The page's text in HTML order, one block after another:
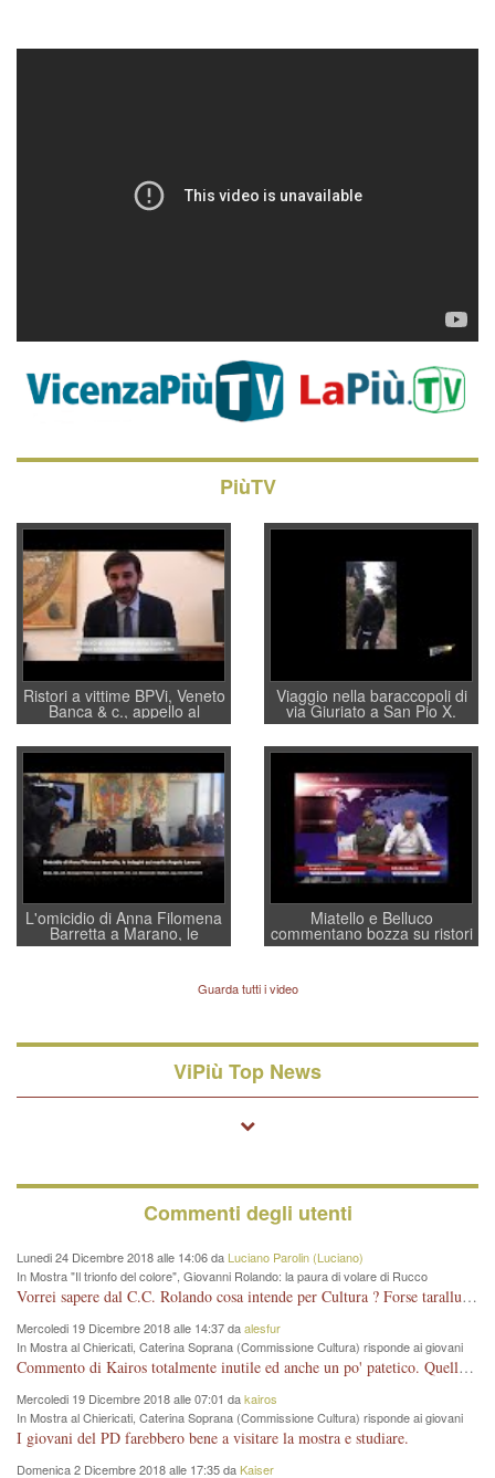
PiùTV
Ristori a vittime BPVi, Veneto
Banca & c., appello al
sottosegretario Alessio
Villarosa: per mettere ordine
convochi con Di Maio CNCU
a supporto della cabina di
regia al Mef
Viaggio nella baraccopoli di
via Giuriato a San Pio X.
Vicenza ai Vicentini: “faremo
un regalo di Natale ai
residenti”
L'omicidio di Anna Filomena
Barretta a Marano, le
indagini dei carabinieri di
Lavarra: più avvincenti di
quelle di... Barbara D'Urso
Miatello e Belluco
commentano bozza su ristori
BPVi e Veneto Banca
Guarda tutti i video
ViPiù Top News
Commenti degli utenti
Lunedi 24 Dicembre 2018 alle 14:06 da Luciano Parolin (Luciano)
In Mostra "Il trionfo del colore", Giovanni Rolando: la paura di volare di Rucco
Vorrei sapere dal C.C. Rolando cosa intende per Cultura ? Forse tarallucci, vino e sagre, o spaghetti tricolori del PD ? Il continuo (s)parlare della mostra a Palazzo Chiericati caro consigliere DANNEGGIA FORTEMENTE l'immagine della città TUTTA e fa deviare i consensi che in RUSSIA (badi bene ex U.R.S.S.) sono ECCELLENTI. A livello artistico l'evento è di alta Valenza culturale, COMPITO di Tutta la Cittadinanza fare il possibile per propagandare l'iniziativa senza farne UN CASO PARTITICO come fa Lei da sempre. Meno Gazebo + Partecipazione! E così sia. Amen.
Mercoledi 19 Dicembre 2018 alle 14:37 daalesfur
In Mostra al Chiericati, Caterina Soprana (Commissione Cultura) risponde ai giovani
del Pd: "realizzata a costo zero per il Comune"
Commento di Kairos totalmente inutile ed anche un po' patetico. Quella che è completamente mancata è stata la promozione internazionale dell'evento effettuata da chi lo sa fare, l'amministrazione in questo è stata totalmente assente relegando al provincialismo una mostra che meritava ben altre platee ed i risultati sono sotto gli occhi di tutti. Su questo bisogna parlare, il fatto di averla organizzata al Chiericati certo non ha aiutato ma è un aspetto secondario rispetto a quello della promozione. In città con le mostre organizzate da Goldin - che certo ha fatto principalmente i suoi interessi, ma ne ha comunque beneficiato la città in immagine e commercio per il centro - arrivavano giornalmente pullman carichi di turisti. Dove sono i turisti ora?
Mercoledi 19 Dicembre 2018 alle 07:01 dakairos
In Mostra al Chiericati, Caterina Soprana (Commissione Cultura) risponde ai giovani
del Pd: "realizzata a costo zero per il Comune"
I giovani del PD farebbero bene a visitare la mostra e studiare.
Domenica 2 Dicembre 2018 alle 17:35 daKaiser